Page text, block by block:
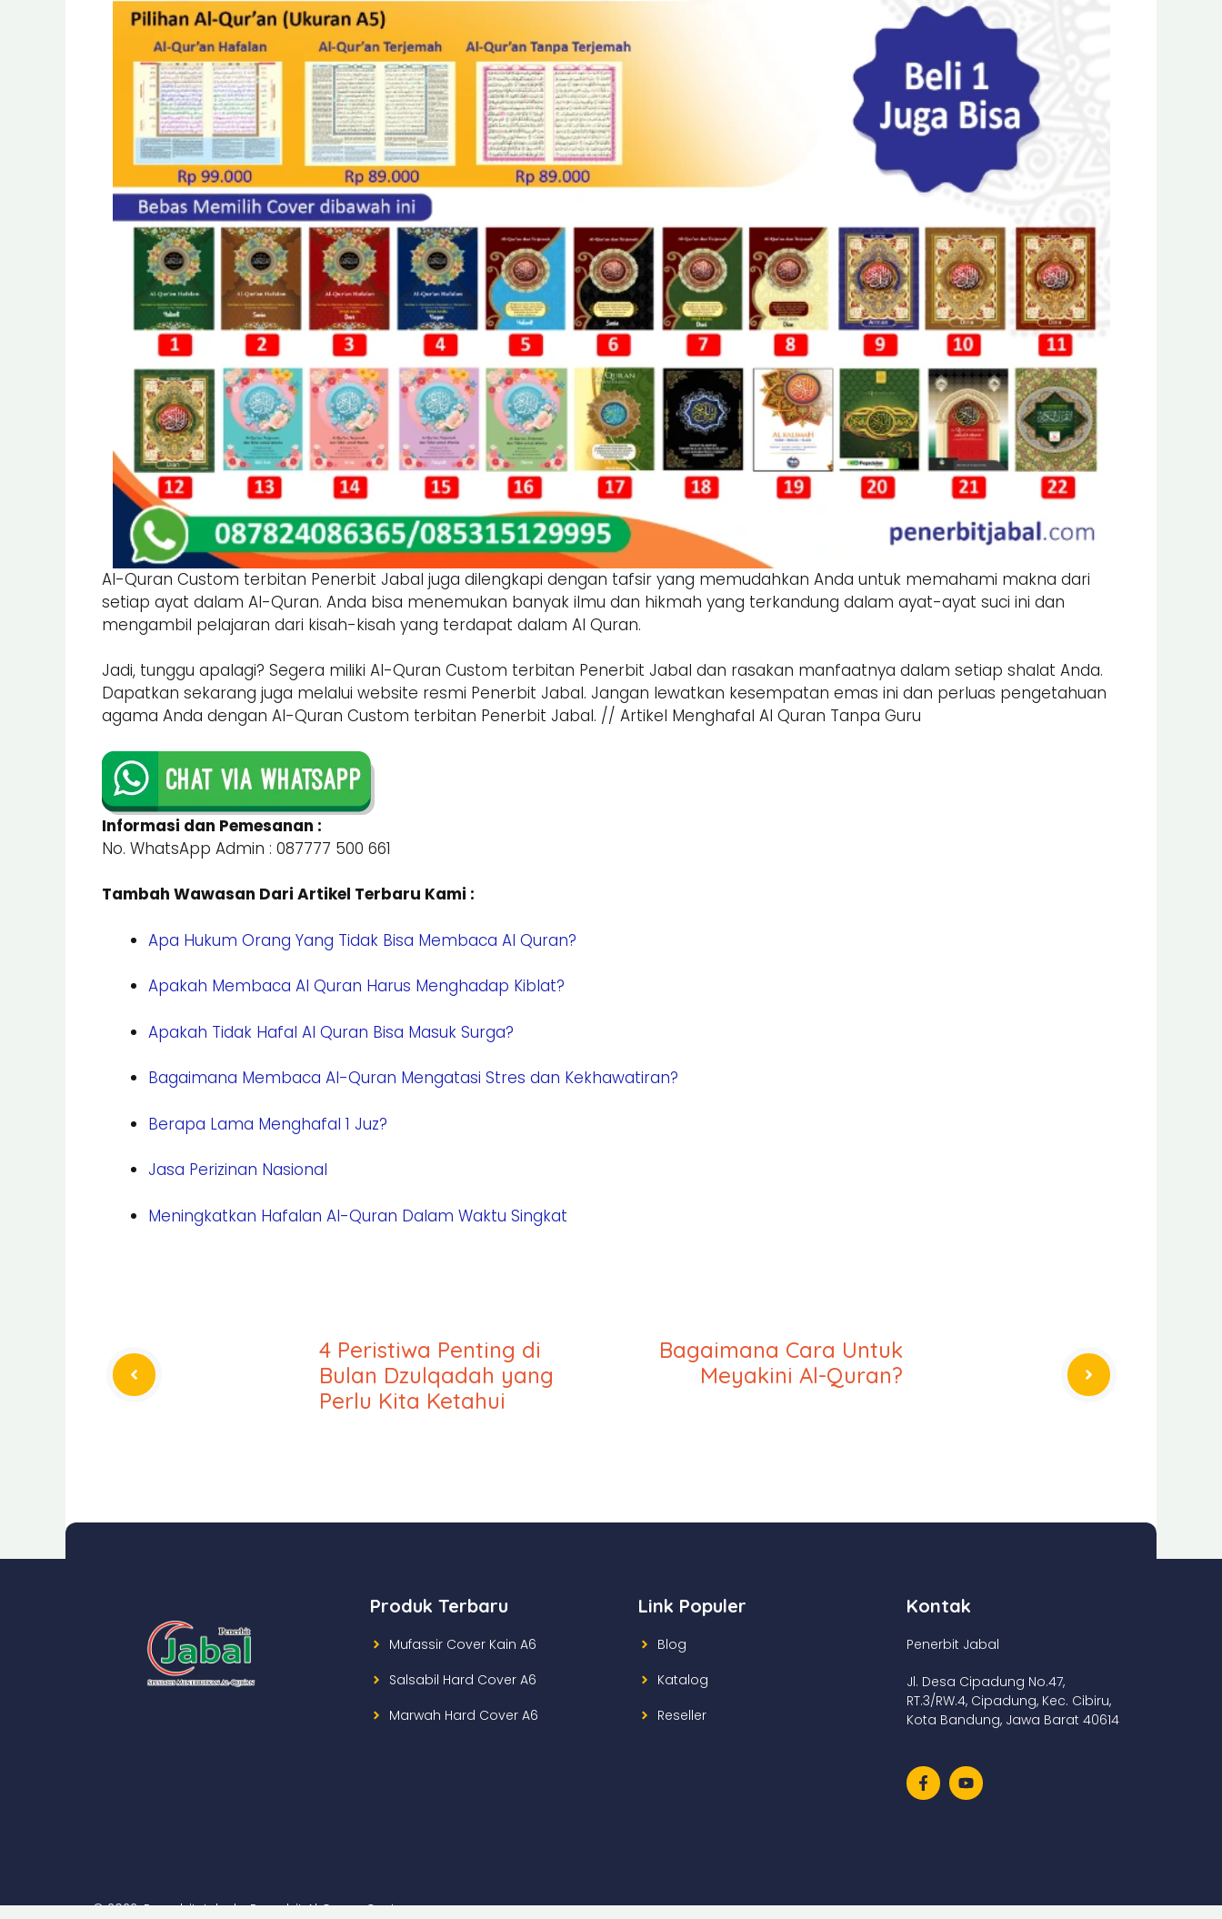
Al-Quran Custom terbitan Penerbit Jabal juga dilengkapi dengan tafsir yang memudahkan Anda untuk memahami makna dari
setiap ayat dalam Al-Quran. Anda bisa menemukan banyak ilmu dan hikmah yang terkandung dalam ayat-ayat suci ini dan
mengambil pelajaran dari kisah-kisah yang terdapat dalam Al Quran.
Jadi, tunggu apalagi? Segera miliki Al-Quran Custom terbitan Penerbit Jabal dan rasakan manfaatnya dalam setiap shalat Anda.
Dapatkan sekarang juga melalui website resmi Penerbit Jabal. Jangan lewatkan kesempatan emas ini dan perluas pengetahuan
agama Anda dengan Al-Quran Custom terbitan Penerbit Jabal. // Artikel Menghafal Al Quran Tanpa Guru
Informasi dan Pemesanan :
No. WhatsApp Admin : 087777 500 661
Tambah Wawasan Dari Artikel Terbaru Kami :
Apa Hukum Orang Yang Tidak Bisa Membaca Al Quran?
Apakah Membaca Al Quran Harus Menghadap Kiblat?
Apakah Tidak Hafal Al Quran Bisa Masuk Surga?
Bagaimana Membaca Al-Quran Mengatasi Stres dan Kekhawatiran?
Berapa Lama Menghafal 1 Juz?
Jasa Perizinan Nasional
Meningkatkan Hafalan Al-Quran Dalam Waktu Singkat
4 Peristiwa Penting di
Bulan Dzulqadah yang
Perlu Kita Ketahui
Bagaimana Cara Untuk
Meyakini Al-Quran?
Produk Terbaru
Mufassir Cover Kain A6
Salsabil Hard Cover A6
Marwah Hard Cover A6
Link Populer
Blog
Katalog
Reseller
Kontak
Penerbit Jabal
Jl. Desa Cipadung No.47,
RT.3/RW.4, Cipadung, Kec. Cibiru,
Kota Bandung, Jawa Barat 40614
© 2022. Penerbit Jabal - Penerbit Al Quran Custom